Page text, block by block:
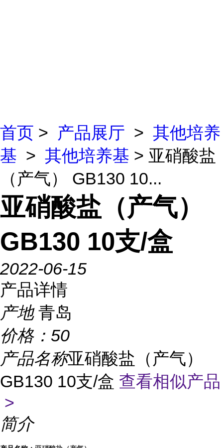
首页 > 产品展厅 > 其他培养
基 > 其他培养基 > 亚硝酸盐
（产气） GB130 10...
亚硝酸盐（产气）
GB130 10支/盒
2022-06-15
产品详情
产地 青岛
价格： 50
产品名称亚硝酸盐（产气）
GB130 10支/盒 查看相似产品
>
简介